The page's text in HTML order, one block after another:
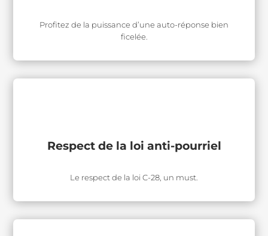
Profitez de la puissance d’une auto-réponse bien
ficelée.
Respect de la loi anti-pourriel
Le respect de la loi C-28, un must.